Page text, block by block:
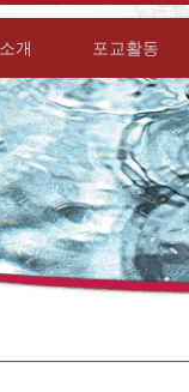
개 포교활동